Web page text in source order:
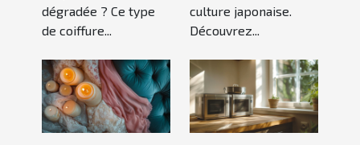
dégradée ? Ce type
de coiffure...
culture japonaise.
Découvrez...